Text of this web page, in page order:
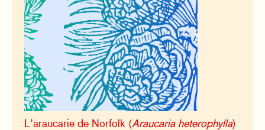
L’araucarie de Norfolk (Araucaria heterophylla)